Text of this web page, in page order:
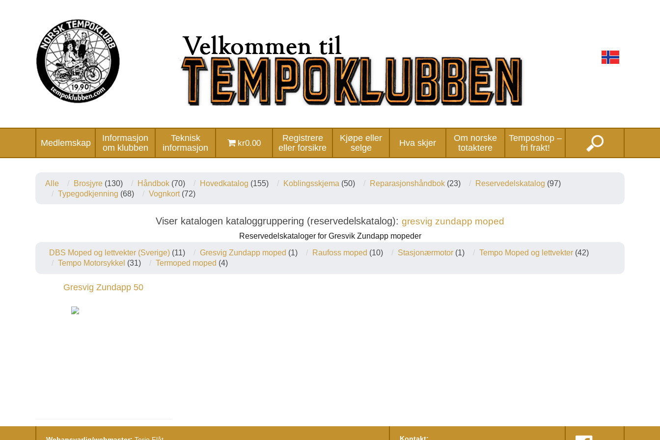
Medlemskap
Informasjon
om klubben
Teknisk
informasjon
kr0.00
Registrere
eller forsikre
Kjøpe eller
selge
Hva skjer
Om norske
totaktere
Temposhop –
fri frakt!
Alle Brosjyre(130) Håndbok(70) Hovedkatalog (155) Koblingsskjema (50) Reparasjonshåndbok(23) Reservedelskatalog (97)
Typegodkjenning (68) Vognkort(72)
Viser katalogen kataloggruppering (reservedelskatalog): gresvig zundapp moped
Reservedelskataloger for Gresvik Zundapp mopeder
DBS Moped og lettvekter (Sverige)(11) Gresvig Zundapp moped (1) Raufoss moped (10) Stasjonærmotor(1) Tempo Moped og lettvekter(42)
Tempo Motorsykkel (31) Termoped moped (4)
Gresvig Zundapp 50
Kontakt: